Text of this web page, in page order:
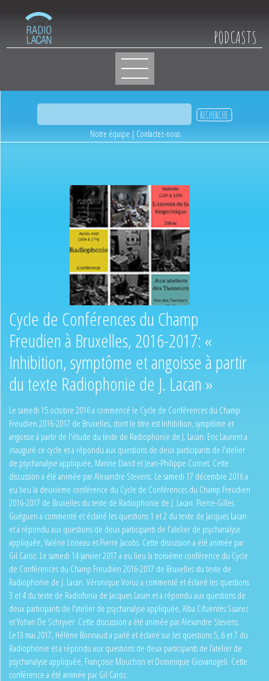
PODCASTS
Notre équipe | Contactez-nous
Cycle de Conférences du Champ
Freudien à Bruxelles, 2016-2017: «
Inhibition, symptôme et angoisse à partir
du texte Radiophonie de J. Lacan »
Le samedi 15 octobre 2016 a commencé le Cycle de Conférences du Champ
Freudien 2016-2017 de Bruxelles, dont le titre est Inhibition, symptôme et
angoisse à partir de l'étude du texte de Radiophonie de J. Lacan. Eric Laurent a
inauguré ce cycle et a répondu aux questions de deux participants de l'atelier
de psychanalyse appliquée, Marine David et Jean-Philippe Cornet. Cette
discussion a été animée par Alexandre Stevens. Le samedi 17 décembre 2016 a
eu lieu la deuxième conférence du Cycle de Conférences du Champ Freudien
2016-2017 de Bruxelles du texte de Radiophonie de J. Lacan. Pierre-Gilles
Guéguen a commenté et éclairé les questions 1 et 2 du texte de Jacques Lacan
et a répondu aux questions de deux participants de l'atelier de psychanalyse
appliquée, Valérie Loiseau et Pierre Jacobs. Cette discussion a été animée par
Gil Caroz. Le samedi 14 janvier 2017 a eu lieu la troisième conférence du Cycle
de Conférences du Champ Freudien 2016-2017 de Bruxelles du texte de
Radiophonie de J. Lacan. Véronique Voruz a commenté et éclairé les questions
3 et 4 du texte de Radiofonia de Jacques Lacan et a répondu aux questions de
deux participants de l'atelier de psychanalyse appliquée, Alba Cifuentes Suarez
et Yohan De Schryver. Cette discussion a été animée par Alexandre Stevens.
Le13 mai 2017, Hélène Bonnaud a parlé et éclairé sur les questions 5, 6 et 7 du
Radiophonie et a répondu aux questions de deux participants de l’atelier de
psychanalyse appliquée, Françoise Mouchon et Dominique Giovanogeli. Cette
conférence a été animée par Gil Caroz.